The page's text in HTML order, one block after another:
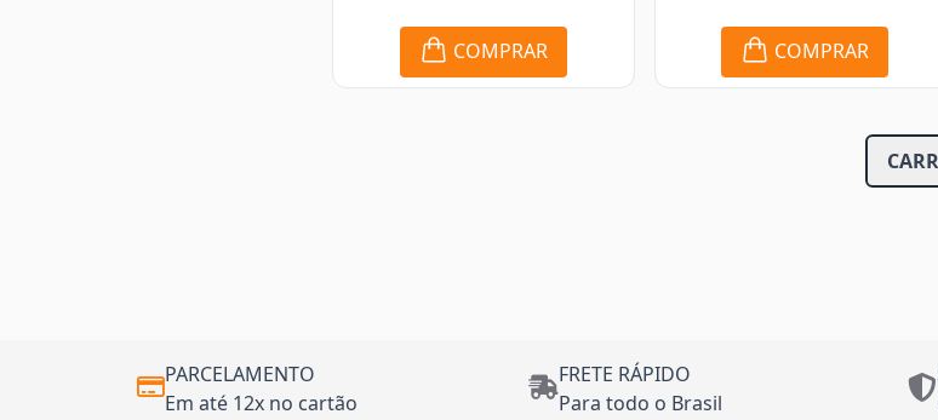
COMPRAR COMPRAR
PARCELAMENTO
Em até 12x no cartão
FRETE RÁPIDO
Para todo o Brasil